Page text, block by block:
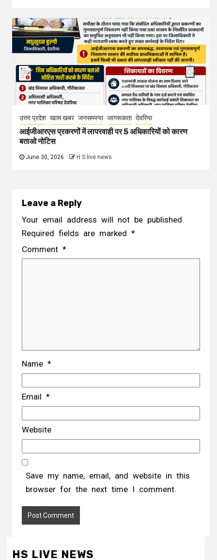
उत्तर प्रदेश खास खबर जनसमस्या जागरूकता देवरिया
आईजीआरएस प्रकरणों में लापरवाही पर 5 अधिकारियों को कारण
बताओ नोटिस
June 30, 2026 H S live news
Leave a Reply
Your email address will not be published.
Required fields are marked *
Comment *
Name *
Email *
Website
Save my name, email, and website in this
browser for the next time I comment.
HS LIVE NEWS